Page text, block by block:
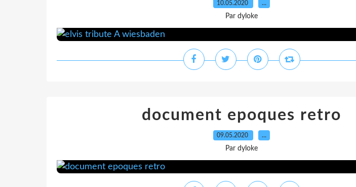
10.05.2020 …
Par dyloke
document epoques retro
09.05.2020 …
Par dyloke